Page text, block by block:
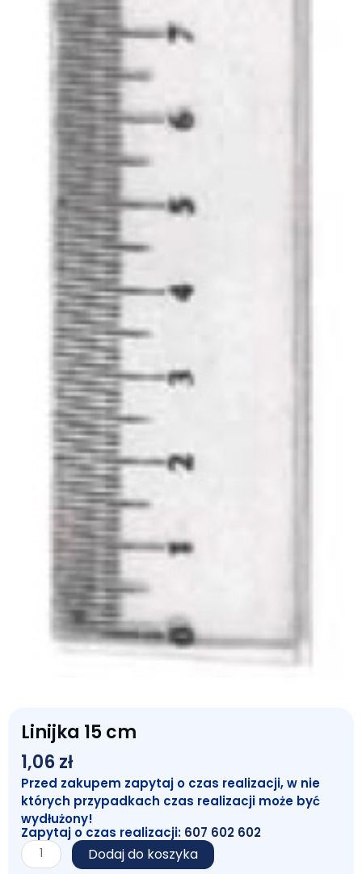
Linijka 15 cm
1,06zł
Przed zakupem zapytaj o czas realizacji, w nie
których przypadkach czas realizacji może być
wydłużony!
Zapytaj o czas realizacji: 607 602 602
ilość
Linijka
Dodaj do koszyka